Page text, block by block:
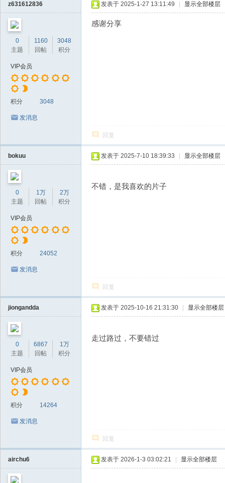
z631612836
0
主题
1160
回帖
3048
积分
VIP会员
积分 3048
发消息
发表于 2025-1-27 13:11:49 显示全部楼层
感谢分享
回复
bokuu
0
主题
1万
回帖
2万
积分
VIP会员
积分 24052
发消息
发表于 2025-7-10 18:39:33 显示全部楼层
不错，是我喜欢的片子
回复
jiongandda
0
主题
6867
回帖
1万
积分
VIP会员
积分 14264
发消息
发表于 2025-10-16 21:31:30 显示全部楼层
走过路过，不要错过
回复
airchu6 发表于 2026-1-3 03:02:21 显示全部楼层